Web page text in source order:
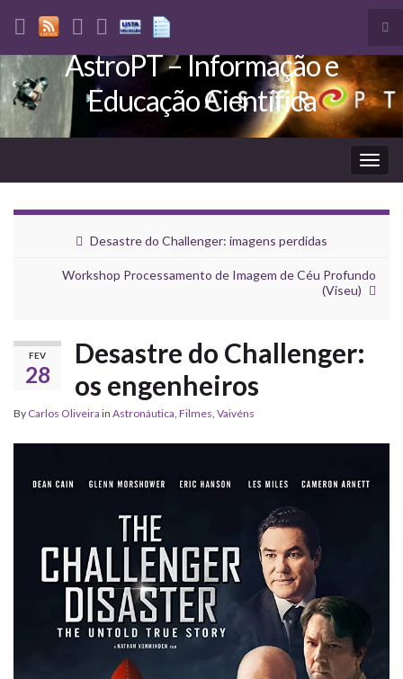
Search for:
AstroPT – Informação e
Educação Científica
Desastre do Challenger: imagens perdidas
Workshop Processamento de Imagem de Céu Profundo
(Viseu)
FEV
28
Desastre do Challenger:
os engenheiros
By Carlos Oliveira in Astronáutica, Filmes, Vaivéns